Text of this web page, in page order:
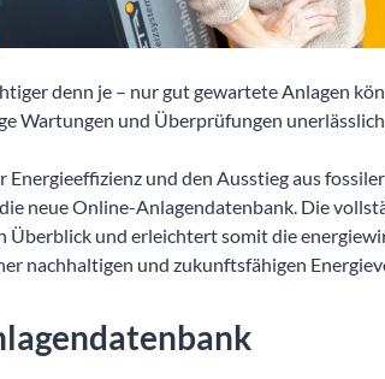
denn je – nur gut gewartete Anlagen
Wartungen und Überprüfungen unerlässlich.
Energieeffizienz und den Ausstieg aus
neue Online-Anlagendatenbank. Die
Überblick und erleichtert somit die
nachhaltigen und zukunftsfähigen